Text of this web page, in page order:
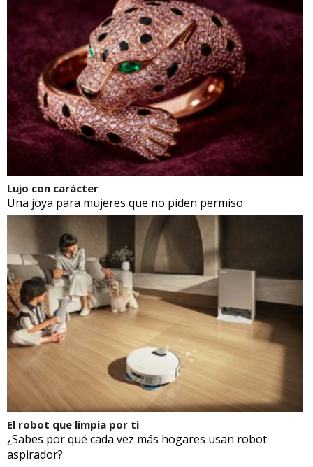
Lujo con carácter
Una joya para mujeres que no piden permiso
El robot que limpia por ti
¿Sabes por qué cada vez más hogares usan robot
aspirador?